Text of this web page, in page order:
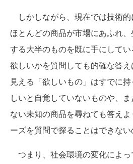
しかしながら、現在では技術
ほとんどの商品が市場にあふれ
する大半のものを既に手にして
欲しいかを質問しても的確な答
見える「欲しいもの」はすでに
しいと自覚していないものや、
ない未知の商品を尋ねても答え
ーズを質問で探ることはできない
つまり、社会環境の変化によっ